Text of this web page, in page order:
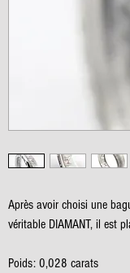
Après avoir choisi une
véritable DIAMANT, il est
Poids: 0,028 carats